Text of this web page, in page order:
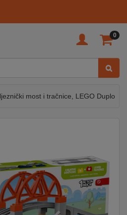
0
most i tračnice, LEGO Duplo